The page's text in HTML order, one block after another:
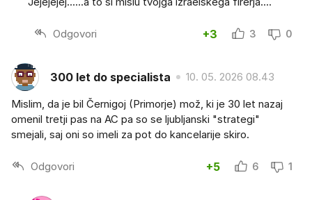
Odgovori +3 3 0
300 let do specialista 10. 05. 2026 08.43
Mislim, da je bil Černigoj (Primorje) mož, ki je 30 let nazaj
omenil tretji pas na AC pa so se ljubljanski "strategi"
smejali, saj oni so imeli za pot do kancelarije skiro.
Odgovori +5 6 1